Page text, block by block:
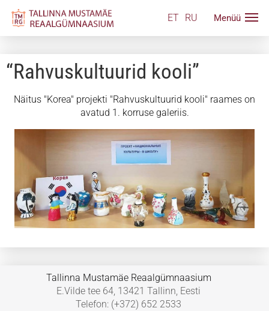
ET RU
“Rahvuskultuurid kooli”
Näitus "Korea" projekti "Rahvuskultuurid kooli" raames on
avatud 1. korruse galeriis.
Tallinna Mustamäe Reaalgümnaasium
E.Vilde tee 64, 13421 Tallinn, Eesti
Telefon: (+372) 652 2533